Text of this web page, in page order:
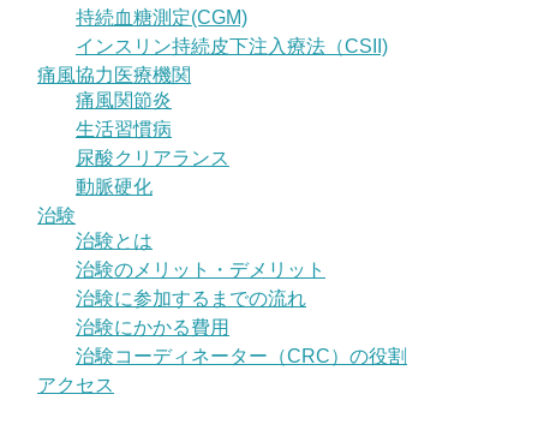
持続血糖測定(CGM)
インスリン持続皮下注入療法（CSII)
痛風協力医療機関
痛風関節炎
生活習慣病
尿酸クリアランス
動脈硬化
治験
治験とは
治験のメリット・デメリット
治験に参加するまでの流れ
治験にかかる費用
治験コーディネーター（CRC）の役割
アクセス